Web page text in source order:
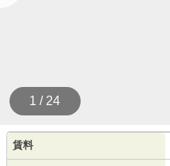
1 / 24
賃料